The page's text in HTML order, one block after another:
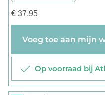
€37,95
Op voorraad bij